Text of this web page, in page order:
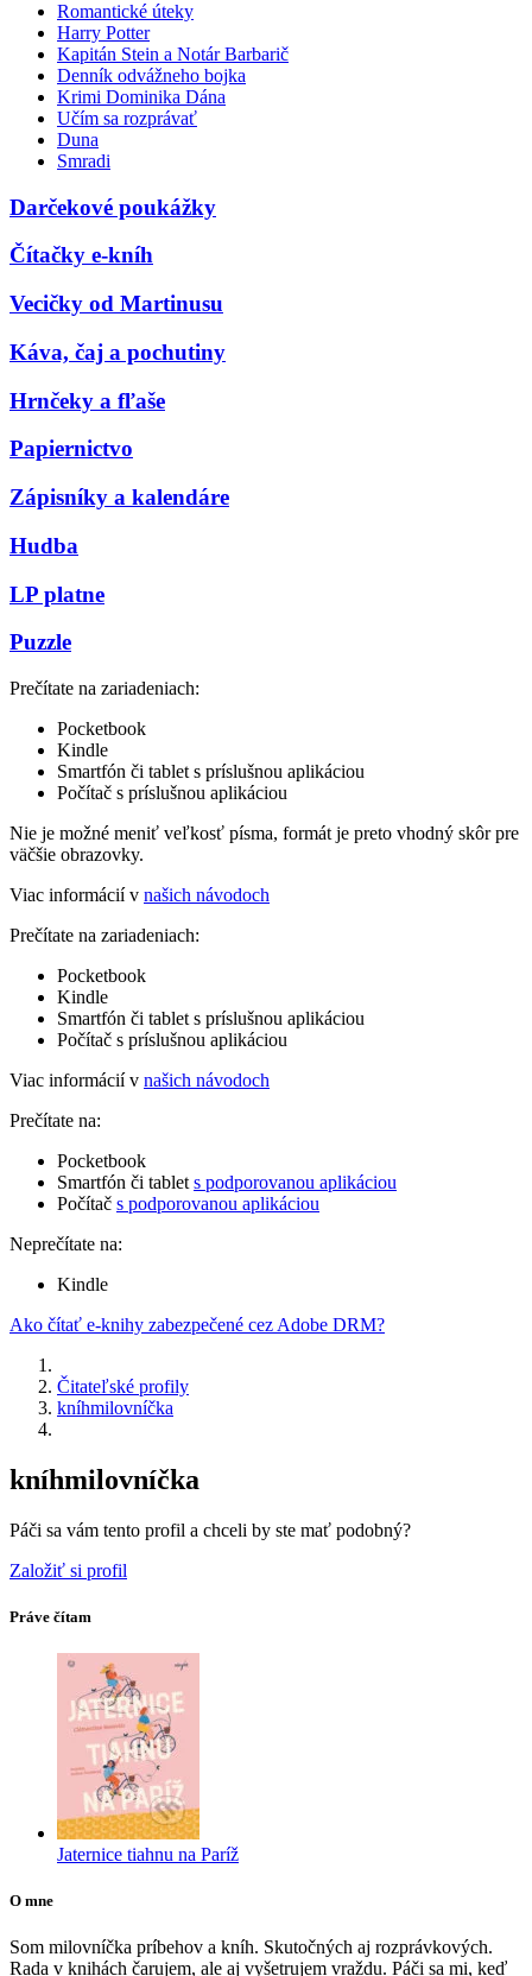
Romantické úteky
Harry Potter
Kapitán Stein a Notár Barbarič
Denník odvážneho bojka
Krimi Dominika Dána
Učím sa rozprávať
Duna
Smradi
Darčekové poukážky
Čítačky e-kníh
Vecičky od Martinusu
Káva, čaj a pochutiny
Hrnčeky a fľaše
Papiernictvo
Zápisníky a kalendáre
Hudba
LP platne
Puzzle
Prečítate na zariadeniach:
Pocketbook
Kindle
Smartfón či tablet s príslušnou aplikáciou
Počítač s príslušnou aplikáciou
Nie je možné meniť veľkosť písma, formát je preto vhodný skôr pre
väčšie obrazovky.
Viac informácií v našich návodoch
Prečítate na zariadeniach:
Pocketbook
Kindle
Smartfón či tablet s príslušnou aplikáciou
Počítač s príslušnou aplikáciou
Viac informácií v našich návodoch
Prečítate na:
Pocketbook
Smartfón či tablet s podporovanou aplikáciou
Počítač s podporovanou aplikáciou
Neprečítate na:
Kindle
Ako čítať e-knihy zabezpečené cez Adobe DRM?
Čitateľské profily
kníhmilovníčka
kníhmilovníčka
Páči sa vám tento profil a chceli by ste mať podobný?
Založiť si profil
Práve čítam
Jaternice tiahnu na Paríž
O mne
Som milovníčka príbehov a kníh. Skutočných aj rozprávkových.
Rada v knihách čarujem, ale aj vyšetrujem vraždu. Páči sa mi, keď